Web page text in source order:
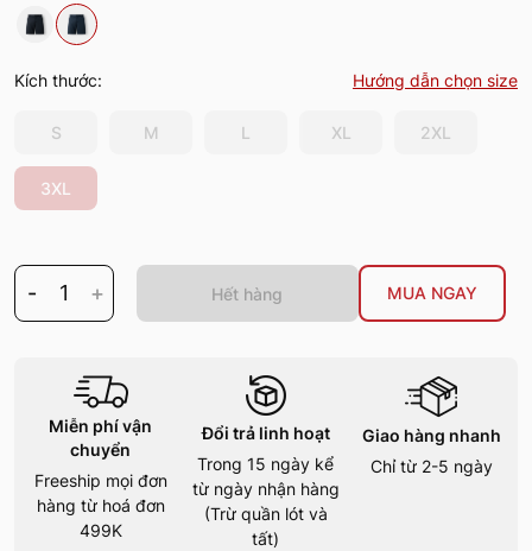
Kích thước: Hướng dẫn chọn size
S M L XL 2XL
3XL
- 1 + Hết hàng MUA NGAY
Miễn phí vận
chuyển
Freeship mọi đơn
hàng từ hoá đơn
499K
Đổi trả linh hoạt
Trong 15 ngày kể
từ ngày nhận hàng
(Trừ quần lót và
tất)
Giao hàng nhanh
Chỉ từ 2-5 ngày